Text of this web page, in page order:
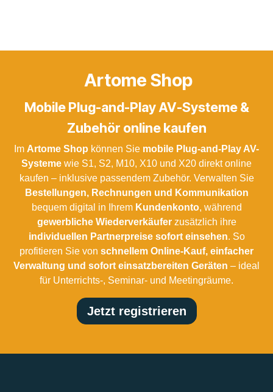
Artome Shop
Mobile Plug-and-Play AV-Systeme &
Zubehör online kaufen
Im Artome Shop können Sie mobile Plug-and-Play AV-
Systeme wie S1, S2, M10, X10 und X20 direkt online
kaufen – inklusive passendem Zubehör. Verwalten Sie
Bestellungen, Rechnungen und Kommunikation
bequem digital in Ihrem Kundenkonto, während
gewerbliche Wiederverkäuferzusätzlich ihre
individuellen Partnerpreise sofort einsehen. So
profitieren Sie von schnellem Online-Kauf, einfacher
Verwaltung und sofort einsatzbereiten Geräten – ideal
für Unterrichts-, Seminar- und Meetingräume.
Jetzt registrieren